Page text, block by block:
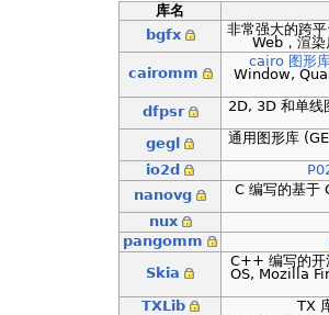
库名
bgfx
非常强大的跨
Web，渲
cairomm
cairo 图形
Window,
dfpsr
2D, 3D 和单线
gegl
通用图形库
io2d
nanovg
C 编写的基于
nux
pangomm
Skia
C++ 编写的开
OS, Mozilla
TXLib
TX